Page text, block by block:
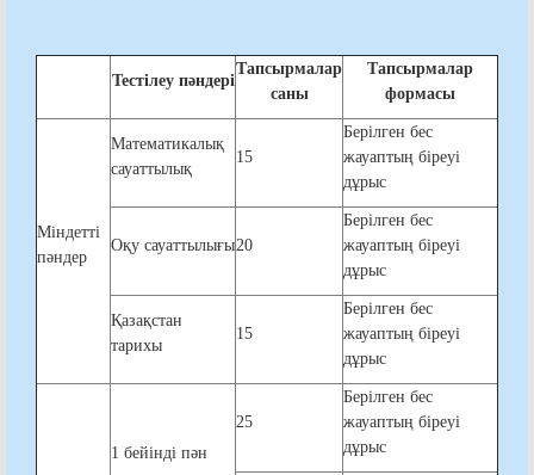
Тестілеу пәндері
Тапсырмалар
саны
Тапсырмалар
формасы
Міндетті
пәндер
Математикалық
сауаттылық
15
Берілген бес
жауаптың біреуі
дұрыс
Оқу сауаттылығы20
Берілген бес
жауаптың біреуі
дұрыс
Қазақстан
тарихы
15
Берілген бес
жауаптың біреуі
дұрыс
1 бейінді пән
25
Берілген бес
жауаптың біреуі
дұрыс